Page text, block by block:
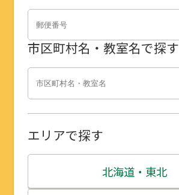
市区町村名・教室名で探す
エリアで探す
北海道・東北